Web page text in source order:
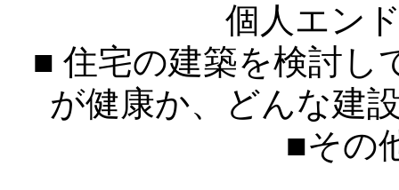
個人エン
■ 住宅の建築を検討し
が健康か、どんな建
■その